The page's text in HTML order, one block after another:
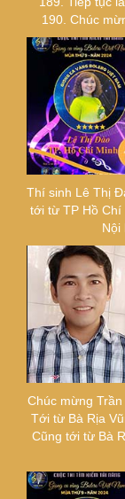
190. Chúc
Thí sinh Lê Thị
tới từ TP Hồ Chí
Nội
Chúc mừng
Tới từ Bà Rịa
Cũng tới từ Bà